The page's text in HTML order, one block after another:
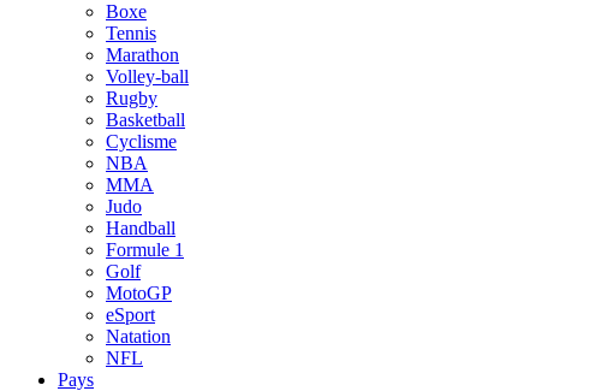
Boxe
Tennis
Marathon
Volley-ball
Rugby
Basketball
Cyclisme
NBA
MMA
Judo
Handball
Formule 1
Golf
MotoGP
eSport
Natation
NFL
Pays